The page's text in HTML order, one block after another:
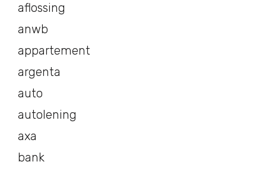
aflossing
anwb
appartement
argenta
auto
autolening
axa
bank